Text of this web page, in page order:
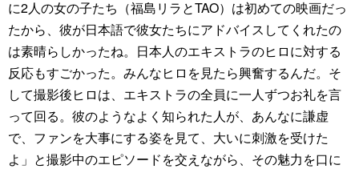
に2人の女の子たち（福島リラとTAO）は初めての映画だっ
たから、彼が日本語で彼女たちにアドバイスしてくれたの
は素晴らしかったね。日本人のエキストラのヒロに対する
反応もすごかった。みんなヒロを見たら興奮するんだ。そ
して撮影後ヒロは、エキストラの全員に一人ずつお礼を言
って回る。彼のようなよく知られた人が、あんなに謙虚
で、ファンを大事にする姿を見て、大いに刺激を受けた
よ」と撮影中のエピソードを交えながら、その魅力を口に